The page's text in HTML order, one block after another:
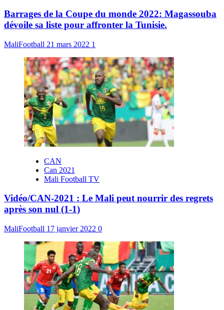
Barrages de la Coupe du monde 2022: Magassouba
dévoile sa liste pour affronter la Tunisie.
MaliFootball 21 mars 2022 1
CAN
Can 2021
Mali Football TV
Vidéo/CAN-2021 : Le Mali peut nourrir des regrets
après son nul (1-1)
MaliFootball 17 janvier 2022 0